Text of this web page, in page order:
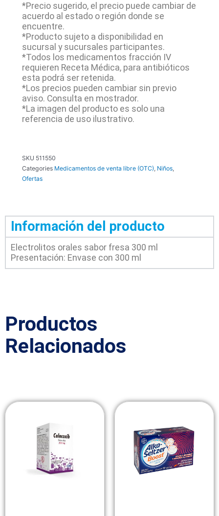
*Precio sugerido, el precio puede cambiar de
acuerdo al estado o región donde se
encuentre.
*Producto sujeto a disponibilidad en
sucursal y sucursales participantes.
*Todos los medicamentos fracción IV
requieren Receta Médica, para antibióticos
esta podrá ser retenida.
*Los precios pueden cambiar sin previo
aviso. Consulta en mostrador.
*La imagen del producto es solo una
referencia de uso ilustrativo.
SKU 511550
Categories Medicamentos de venta libre (OTC), Niños,
Ofertas
Información del producto
Electrolitos orales sabor fresa 300 ml
Presentación: Envase con 300 ml
Productos
Relacionados